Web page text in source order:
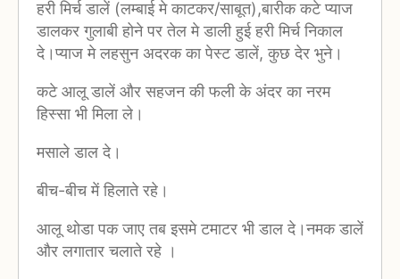
हरी मिर्च डालें (लम्बाई मे काटकर/साबूत),बारीक कटे प्याज
डालकर गुलाबी होने पर तेल मे डाली हुई हरी मिर्च निकाल
दे।प्याज मे लहसुन अदरक का पेस्ट डालें, कुछ देर भुने।
कटे आलू डालें और सहजन की फली के अंदर का नरम
हिस्सा भी मिला ले।
मसाले डाल दे।
बीच-बीच में हिलाते रहे।
आलू थोडा पक जाए तब इसमे टमाटर भी डाल दे।नमक डालें
और लगातार चलाते रहे ।